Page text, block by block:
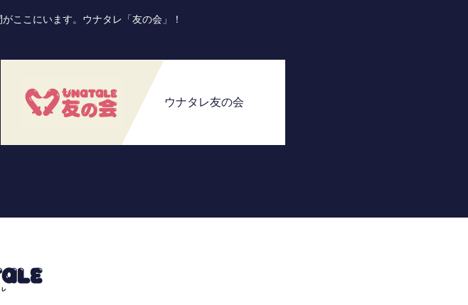
ここにいます。ウナタレ「友の会」！
ウナタレ友の会